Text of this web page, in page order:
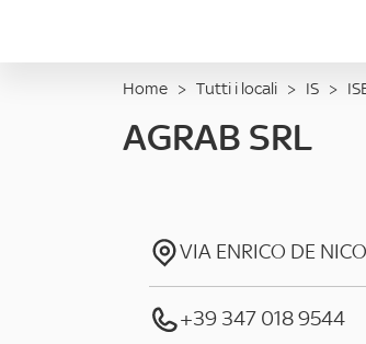
Home > Tutti i locali > IS >
AGRAB SRL
VIA ENRICO DE
+39 347 018 9544